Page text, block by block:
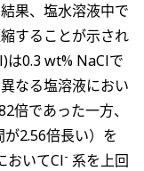
果、塩水溶液中で
することが示され
は0.3 wt% NaClで
なる塩溶液におい
倍であった一方、
2.56倍長い）を
おいてCl- 系を上回